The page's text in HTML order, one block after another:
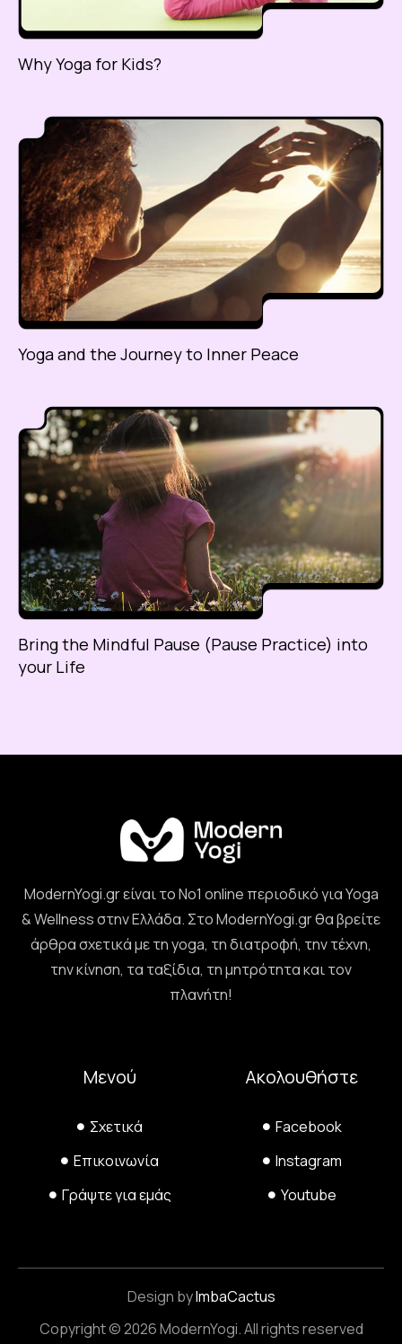
Why Yoga for Kids?
Yoga and the Journey to Inner Peace
Bring the Mindful Pause (Pause Practice) into
your Life
ModernYogi.gr είναι το Νο1 online περιοδικό για Yoga
& Wellness στην Ελλάδα. Στο ModernYogi.gr θα βρείτε
άρθρα σχετικά με τη yoga, τη διατροφή, την τέχνη,
την κίνηση, τα ταξίδια, τη μητρότητα και τον
πλανήτη!
Μενού
Σχετικά
Επικοινωνία
Γράψτε για εμάς
Ακολουθήστε
Facebook
Instagram
Youtube
Design byImbaCactus
Copyright © 2026 ModernYogi. All rights reserved